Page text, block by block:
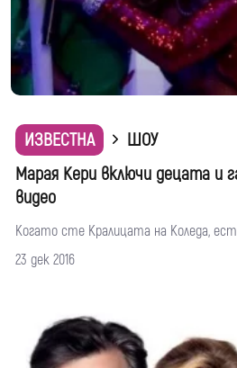
ИЗВЕСТНА
ШОУ
Марая Кери включи децата и
видео
Когато сте Кралицата на Коледа,
23 дек 2016